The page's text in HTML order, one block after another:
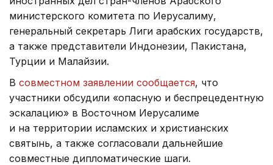
министерского комитета по Иерусалиму,
генеральный секретарь Лиги арабских государств,
а также представители Индонезии, Пакистана,
Турции и Малайзии.
В совместном заявлении сообщается, что
участники обсудили «опасную и беспрецедентную
эскалацию» в Восточном Иерусалиме
и на территории исламских и христианских
святынь, а также согласовали дальнейшие
совместные дипломатические шаги.